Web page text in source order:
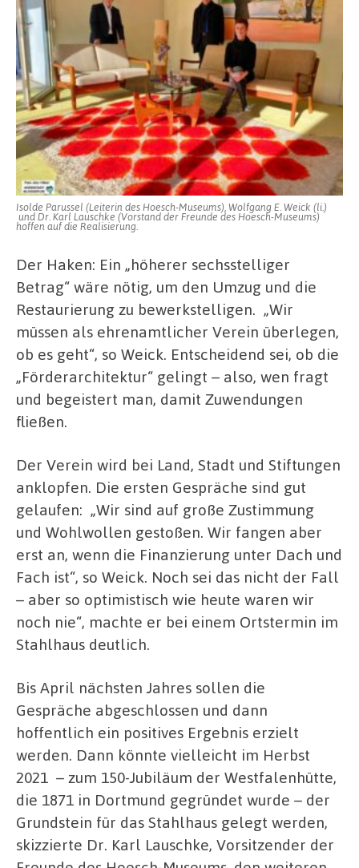
Isolde Parussel (Leiterin des Hoesch-Museums), Wolfgang E. Weick (li.)
und Dr. Karl Lauschke (Vorstand der Freunde des Hoesch-Museums)
hoffen auf die Realisierung.
Der Haken: Ein „höherer sechsstelliger
Betrag“ wäre nötig, um den Umzug und die
Restaurierung zu bewerkstelligen. „Wir
müssen als ehrenamtlicher Verein überlegen,
ob es geht“, so Weick. Entscheidend sei, ob die
„Förderarchitektur“ gelingt – also, wen fragt
und begeistert man, damit Zuwendungen
fließen.
Der Verein wird bei Land, Stadt und Stiftungen
anklopfen. Die ersten Gespräche sind gut
gelaufen: „Wir sind auf große Zustimmung
und Wohlwollen gestoßen. Wir fangen aber
erst an, wenn die Finanzierung unter Dach und
Fach ist“, so Weick. Noch sei das nicht der Fall
– aber so optimistisch wie heute waren wir
noch nie“, machte er bei einem Ortstermin im
Stahlhaus deutlich.
Bis April nächsten Jahres sollen die
Gespräche abgeschlossen und dann
hoffentlich ein positives Ergebnis erzielt
werden. Dann könnte vielleicht im Herbst
2021 – zum 150-Jubiläum der Westfalenhütte,
die 1871 in Dortmund gegründet wurde – der
Grundstein für das Stahlhaus gelegt werden,
skizzierte Dr. Karl Lauschke, Vorsitzender der